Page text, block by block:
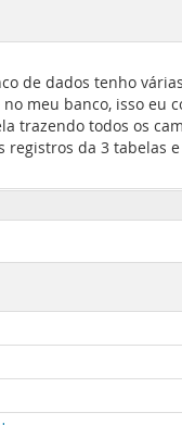
de dados tenho
meu banco, isso eu
todos os
registros da 3